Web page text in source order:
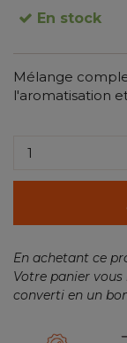
En stock
Mélange
l'aromatisation
En achetant ce
Votre panier
converti en un